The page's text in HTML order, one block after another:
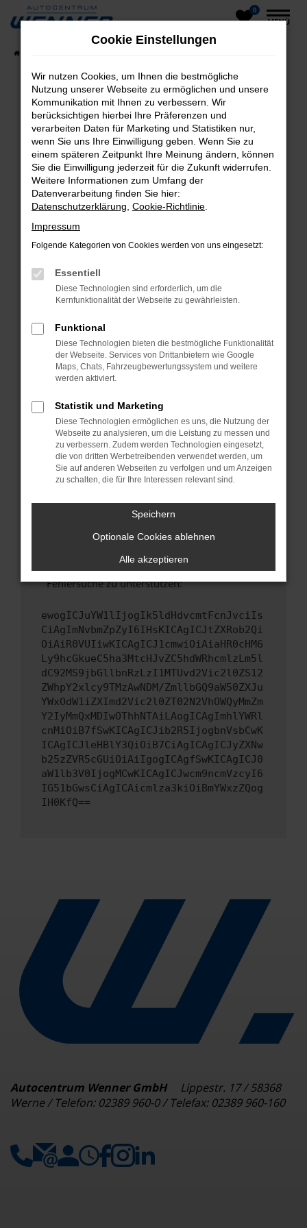
Zum
0
MENÜ
Fehler: Network Error
Beim Laden ist ein Fehler aufgetreten.
Hier sind ein paar Tipps, die dir helfen können:
Überprüfe deine Firewall und deine
Internetverbindung.
Laden andere Webseiten, zum Beispiel deine
Suchmaschine?
Prüfe deine Browsererweiterungen.
Manche Erweiterungen, wie Werbeblocker,
verhindern. Funktioniert die Seite in einem
Fenster?
Starte dein Gerät neu.
Das kann manchmal helfen, vorübergehende
Probleme zu beheben.
Betriebssystem auf dem neuesten Stand
sind.
Veraltete Software birgt nicht nur ein
Sicherheitsrisiko, sondern kann auch dazu
führen, dass bestimmte Funktionen nicht mehr
unterstützt werden.
Wende dich an den Webseitenbetreiber.
Wenn du alle oben genannten Schritte versucht
hast, kontaktiere uns bitte. Wir werden
versuchen, das Problem zu beheben. Du kannst
uns diesen Text schicken, um uns bei der
Fehlersuche zu unterstützen:
ewogICJuYW1lIjogIk5ldHdvcmtFcnJvciIs
CiAgImNvbmZpZyI6IHsKICAgICJtZXRob2Qi
OiAiR0VUIiwKICAgICJ1cmwiOiAiaHR0cHM6
Ly9hcGkueC5ha3MtcHJvZC5hdWRhcmlzLm5l
dC92MS9jbGllbnRzLzI1MTUvd2Vic2l0ZS12
ZWhpY2xlcy9TMzAwNDM/ZmllbGQ9aW50ZXJu
YWxOdW1iZXImd2Vic2l0ZT02N2VhOWQyMmZm
Y2IyMmQxMDIwOThhNTAiLAogICAgImhlYWRl
cnMiOiB7fSwKICAgICJib2R5IjogbnVsbCwK
ICAgICJleHBlY3QiOiB7CiAgICAgICJyZXNw
b25zZVR5cGUiOiAiIgogICAgfSwKICAgICJ0
aW1lb3V0IjogMCwKICAgICJwcm9ncmVzcyI6
IG51bGwsCiAgICAicmlza3kiOiBmYWxzZQog
IH0KfQ==
Autocentrum Wenner GmbH
Lippestr. 17 / 58368
Werne / Telefon: 02389 960-0 / Telefax: 02389 960-160
Cookie Einstellungen
Wir nutzen Cookies, um Ihnen die bestmögliche
Nutzung unserer Webseite zu ermöglichen und unsere
Kommunikation mit Ihnen zu verbessern. Wir
berücksichtigen hierbei Ihre Präferenzen und
verarbeiten Daten für Marketing und Statistiken nur,
wenn Sie uns Ihre Einwilligung geben. Wenn Sie zu
einem späteren Zeitpunkt Ihre Meinung ändern, können
Sie die Einwilligung jederzeit für die Zukunft widerrufen.
Weitere Informationen zum Umfang der
Datenverarbeitung finden Sie hier:
Datenschutzerklärung Cookie-Richtlinie
Impressum
Folgende Kategorien von Cookies werden von uns eingesetzt:
Essentiell
Diese Technologien sind erforderlich, um die
Kernfunktionalität der Webseite zu gewährleisten.
Funktional
Diese Technologien bieten die bestmögliche Funktionalität
der Webseite. Services von Drittanbietern wie Google
Maps, Chats, Fahrzeugbewertungssystem und weitere
werden aktiviert.
Statistik und Marketing
Diese Technologien ermöglichen es uns, die Nutzung der
Webseite zu analysieren, um die Leistung zu messen und
zu verbessern. Zudem werden Technologien eingesetzt,
die von dritten Werbetreibenden verwendet werden, um
Sie auf anderen Webseiten zu verfolgen und um Anzeigen
zu schalten, die für Ihre Interessen relevant sind.
Speichern
Optionale Cookies ablehnen
Alle akzeptieren